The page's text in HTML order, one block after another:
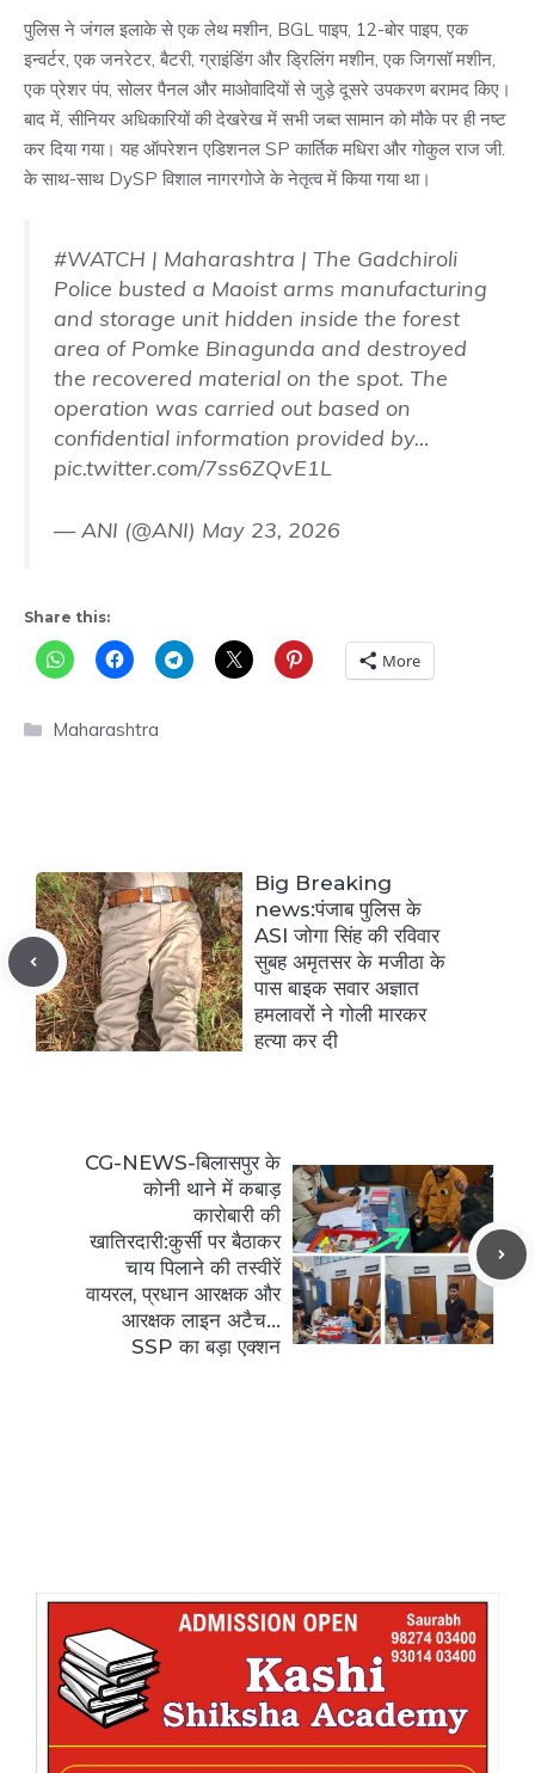
पुलिस ने जंगल इलाके से एक लेथ मशीन, BGL पाइप, 12-बोर पाइप, एक
इन्वर्टर, एक जनरेटर, बैटरी, ग्राइंडिंग और ड्रिलिंग मशीन, एक जिगसॉ मशीन,
एक प्रेशर पंप, सोलर पैनल और माओवादियों से जुड़े दूसरे उपकरण बरामद किए।
बाद में, सीनियर अधिकारियों की देखरेख में सभी जब्त सामान को मौके पर ही नष्ट
कर दिया गया। यह ऑपरेशन एडिशनल SP कार्तिक मधिरा और गोकुल राज जी.
के साथ-साथ DySP विशाल नागरगोजे के नेतृत्व में किया गया था।
#WATCH | Maharashtra | The Gadchiroli
Police busted a Maoist arms manufacturing
and storage unit hidden inside the forest
area of Pomke Binagunda and destroyed
the recovered material on the spot. The
operation was carried out based on
confidential information provided by…
pic.twitter.com/7ss6ZQvE1L
— ANI (@ANI) May 23, 2026
Share this:
More
Categories
Maharashtra
Big Breaking
news:पंजाब पुलिस के
ASI जोगा सिंह की रविवार
सुबह अमृतसर के मजीठा के
पास बाइक सवार अज्ञात
हमलावरों ने गोली मारकर
हत्या कर दी
CG-NEWS-बिलासपुर के
कोनी थाने में कबाड़
कारोबारी की
खातिरदारी:कुर्सी पर बैठाकर
चाय पिलाने की तस्वीरें
वायरल, प्रधान आरक्षक और
आरक्षक लाइन अटैच…
SSP का बड़ा एक्शन